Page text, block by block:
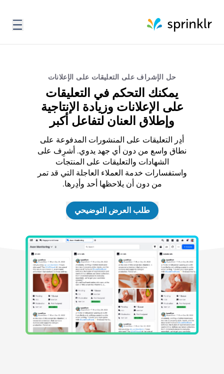
حل الإشراف على التعليقات على الإعلانات
يمكنك التحكم في التعليقات
على الإعلانات وزيادة الإنتاجية
وإطلاق العنان لتفاعل أكبر
أدِر التعليقات على المنشورات المدفوعة على
نطاق واسع من دون أي جهد يدوي. أشرِف على
الشهادات والتعليقات على المنتجات
واستفسارات خدمة العملاء العاجلة التي قد تمر
من دون أن يلاحظها أحد وأدِرها.
طلب العرض التوضيحي